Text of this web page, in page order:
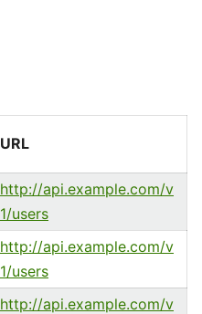
URL
http://api.example.com/v
1/users
http://api.example.com/v
1/users
http://api.example.com/v